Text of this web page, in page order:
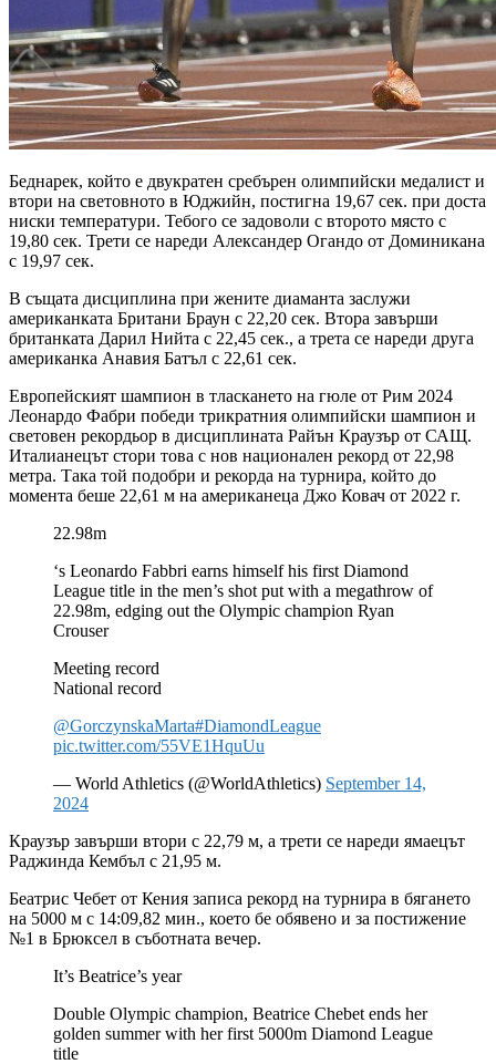
Беднарек, който е двукратен сребърен олимпийски медалист и
втори на световното в Юджийн, постигна 19,67 сек. при доста
ниски температури. Тебого се задоволи с второто място с
19,80 сек. Трети се нареди Александер Огандо от Доминикана
с 19,97 сек.
В същата дисциплина при жените диаманта заслужи
американката Британи Браун с 22,20 сек. Втора завърши
британката Дарил Нийта с 22,45 сек., а трета се нареди друга
американка Анавия Батъл с 22,61 сек.
Европейският шампион в тласкането на гюле от Рим 2024
Леонардо Фабри победи трикратния олимпийски шампион и
световен рекордьор в дисциплината Райън Краузър от САЩ.
Италианецът стори това с нов национален рекорд от 22,98
метра. Така той подобри и рекорда на турнира, който до
момента беше 22,61 м на американеца Джо Ковач от 2022 г.
22.98m
‘s Leonardo Fabbri earns himself his first Diamond
League title in the men’s shot put with a megathrow of
22.98m, edging out the Olympic champion Ryan
Crouser
Meeting record
National record
@GorczynskaMarta#DiamondLeague
pic.twitter.com/55VE1HquUu
— World Athletics (@WorldAthletics) September 14,
2024
Краузър завърши втори с 22,79 м, а трети се нареди ямаецът
Раджинда Кембъл с 21,95 м.
Беатрис Чебет от Кения записа рекорд на турнира в бягането
на 5000 м с 14:09,82 мин., което бе обявено и за постижение
№1 в Брюксел в съботната вечер.
It’s Beatrice’s year
Double Olympic champion, Beatrice Chebet ends her
golden summer with her first 5000m Diamond League
title